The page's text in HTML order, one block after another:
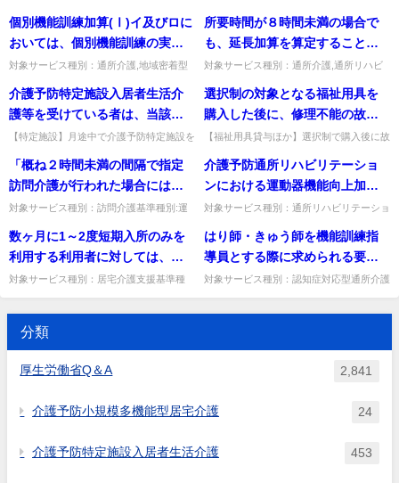
議を合同で開催することは可能
か。 サービス提供を実施する事
ションと通所リハビリテーショ
ンの利用者がおり、それぞれの
事業所がリハビリテーションマ
ネジメント加算(Ａ)又は(Ｂ)を取
得している場合、リハビリテー
ション会議を通じてリハビリテ
ン会議を合同で開催することは
可能か。
研修を受けていないが問題ない
か。
型通所介護,認知症対応型通所介護,地域密
着型特定施設入居者生活...
算）」質問初回加算の算定要件である「新
規」には、契約は継続しているが給...
個別機能訓練加算(Ⅰ)イ及びロに
おいては、個別機能訓練の実施
にあたり、利用者の生活機能の
訓練項目を準備し、その項目の
選択に当たっては、利用者の生
活意欲が増進されるよう利用者
を援助することとなっている
が、類似する訓練項目を準備し
た場合でも、複数の種類の訓練
項目と認められるのか。
対象サービス種別：通所介護,地域密着型
練加算(Ⅰ)イ及びロの訓練項目②」質問個
別機能訓練加算(Ⅰ)イ及...
所要時間が８時間未満の場合で
も、延長加算を算定することは
できるか。
対象サービス種別：通所介護,通所リハビ
防認知症対応型通所介護,認知症対応型通
所介護基準種別:介護報酬...
介護予防特定施設入居者生活介
護等を受けている者は、当該サ
ービスの利用の間、月当たりの
等は算定できないとあるが、例
えば、月途中に介護予防特定施
設を退所し、その後、介護予防
訪問介護等を利用することはで
きないのか。
【特定施設】月途中で介護予防特定施設を
きるか。1月から特定施設の利用日数を減
じた日数で日割り請求できる...
選択制の対象となる福祉用具を
購入した後に、修理不能の故障
などにより新たに必要となった
ことは可能か。また販売後に身
体状況の変化等により同じ種目
の他の福祉用具を貸与すること
は可能か。
【福祉用具貸与ほか】選択制で購入後に故
できるか。いずれも可能（身体状況等を踏
まえ十分に検討して判断）。...
「概ね２時間未満の間隔で指定
訪問介護が行われた場合には、
それぞれの所要時間を合算す
の間隔とは、いつの時点からい
つの時点までを指すのか。
対象サービス種別：訪問介護基準種別:運
時間未満の間隔で指定訪問介護が行われた
場合には、それぞれの所要時...
介護予防通所リハビリテーショ
ンにおける運動器機能向上加算
を算定するための人員の配置
員ではいけないのか。
対象サービス種別：通所リハビリテーショ
護・通所リハビリテーション （選択的サ
ービス：運動器機能向上加算）...
数ヶ月に1～2度短期入所のみを
利用する利用者に対しては、サ
ービス利用票の作成されない月
があるため、給付管理票を作成
できない月があるが、当該居宅
サービス計画を作成した居宅介
保連に提出する月分しか居宅介
ないのか。
対象サービス種別：居宅介護支援基準種
月に1～2度短期入所のみを利...
はり師・きゅう師を機能訓練指
導員とする際に求められる要件
となる、「理学療法士、作業療
法士、言語聴覚士、看護職員、
柔道整復師又はあん摩マッサー
以上機能訓練指導に従事した経
日数や実務内容に規定はあるの
対象サービス種別：認知症対応型通所介護
分類
厚生労働省Q＆A 2,841
介護予防小規模多機能型居宅介護 24
介護予防特定施設入居者生活介護 453